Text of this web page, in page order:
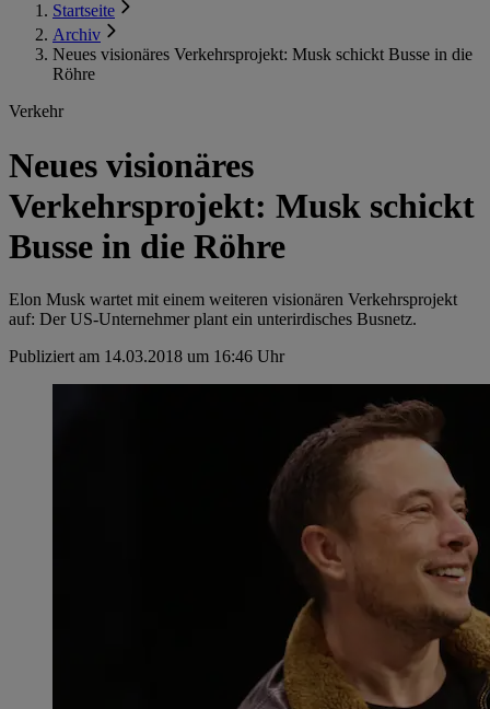
Startseite
Archiv
Neues visionäres Verkehrsprojekt: Musk schickt Busse in die
Röhre
Verkehr
Neues visionäres
Verkehrsprojekt: Musk schickt
Busse in die Röhre
Elon Musk wartet mit einem weiteren visionären Verkehrsprojekt
auf: Der US-Unternehmer plant ein unterirdisches Busnetz.
Publiziert am 14.03.2018 um 16:46 Uhr